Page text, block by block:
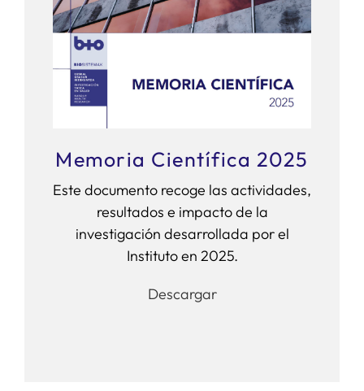
Memoria Científica 2025
Este documento recoge las actividades,
resultados e impacto de la
investigación desarrollada por el
Instituto en 2025.
Descargar